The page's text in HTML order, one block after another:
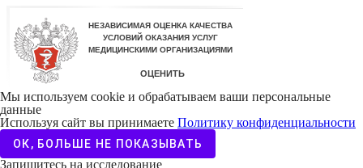
Мы используем cookie и обрабатываем ваши персональные
данные
Используя сайт вы принимаете Политику конфиденциальности
ОК, БОЛЬШЕ НЕ ПОКАЗЫВАТЬ
Запишитесь на исследование